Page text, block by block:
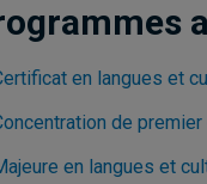
en langues et
de
en langues et